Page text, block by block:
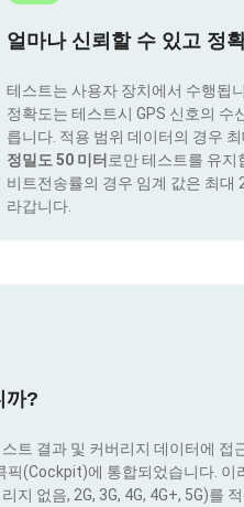
얼마나 신뢰할 수 있고 정
테스트는 사용자 장치에서 수행됩
정확도는 테스트시 GPS 신호의 수
릅니다. 적용 범위 데이터의 경우
정밀도 50 미터 로만 테스트를 유지
비트전송률의 경우 임계 값은 최대
라갑니다.
까?
트 결과 및 커버리지 데이터에 접
(Cockpit)에 통합되었습니다. 이
없음, 2G, 3G, 4G, 4G+, 5G)를